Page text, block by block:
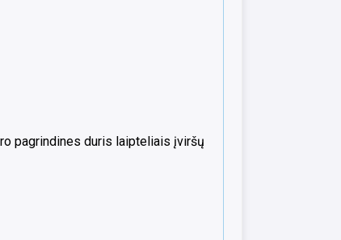
pagrindines duris laipteliais įviršų